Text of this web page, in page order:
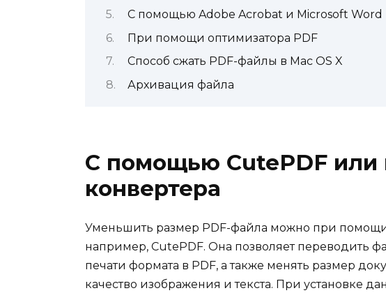
С помощью Adobe Acrobat и Microsoft Word
При помощи оптимизатора PDF
Способ сжать PDF-файлы в Mac OS X
Архивация файла
С помощью CutePDF или
конвертера
Уменьшить размер PDF-файла можно при помощи
например, CutePDF. Она позволяет переводить
печати формата в PDF, а также менять размер
качество изображения и текста. При установке